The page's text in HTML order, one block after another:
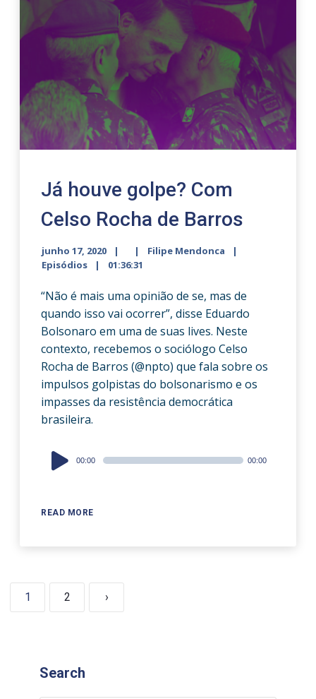
Já houve golpe? Com
Celso Rocha de Barros
junho 17, 2020
Filipe Mendonca
Episódios
01:36:31
“Não é mais uma opinião de se, mas de
quando isso vai ocorrer”, disse Eduardo
Bolsonaro em uma de suas lives. Neste
contexto, recebemos o sociólogo Celso
Rocha de Barros (@npto) que fala sobre os
impulsos golpistas do bolsonarismo e os
impasses da resistência democrática
brasileira.
READ MORE
Audio
Player
00:00 00:00
1 2 ›
Search